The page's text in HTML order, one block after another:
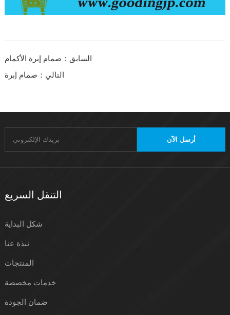
السابق：صمام إبرة الأكمام
التالي：صمام إبرة
أرسل الآن
التنقل السريع
شكل البداية
نبذة عنا
المنتجات
خدمات مخصصة
ضمان الجودة